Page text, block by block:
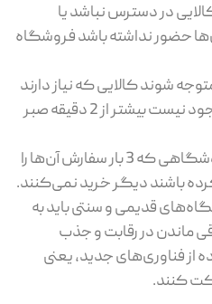
در دسترس نباشد یا
حضور نداشته باشد فروشگاه
شوند کالایی که نیاز دارند
در قفسه‌ها یا در انبار موجود نیست بیشتر از 2 دقیقه صبر
78 درصد خریداران از فروشگاهی که 3 بار سفارش آن‌ها را
باشند دیگر خرید نمی‌کنند.
قدیمی و سنتی باید به
ماندن در رقابت و جذب
از فناوری‌های جدید، یعنی
کنند.